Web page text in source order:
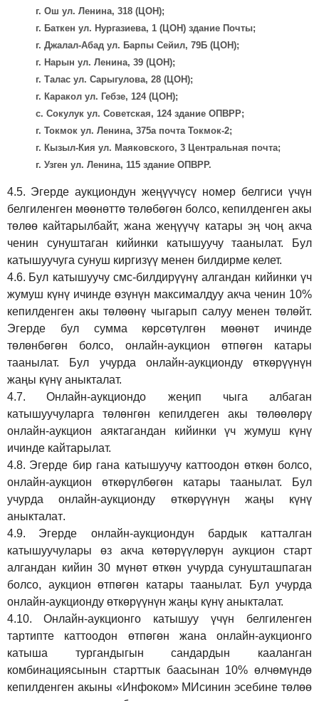
г. Ош ул. Ленина, 318 (ЦОН);
г. Баткен ул. Нургазиева, 1 (ЦОН) здание Почты;
г. Джалал-Абад ул. Барпы Сейил, 79Б (ЦОН);
г. Нарын ул. Ленина, 39 (ЦОН);
г. Талас ул. Сарыгулова, 28 (ЦОН);
г. Каракол ул. Гебзе, 124 (ЦОН);
с. Сокулук ул. Советская, 124 здание ОПВРР;
г. Токмок ул. Ленина, 375а почта Токмок-2;
г. Кызыл-Кия ул. Маяковского, 3 Центральная почта;
г. Узген ул. Ленина, 115 здание ОПВРР.
4.5. Эгерде аукциондун жеңүүчүсү номер белгиси үчүн
белгиленген мөөнөттө төлөбөгөн болсо, кепилденген акы
төлөө кайтарылбайт, жана жеңүүчү катары эң чоң акча
ченин сунуштаган кийинки катышуучу таанылат. Бул
катышуучуга сунуш киргизүү менен билдирме келет.
4.6. Бул катышуучу смс-билдирүүнү алгандан кийинки үч
жумуш күнү ичинде өзүнүн максималдуу акча ченин 10%
кепилденген акы төлөөнү чыгарып салуу менен төлөйт.
Эгерде бул сумма көрсөтүлгөн мөөнөт ичинде
төлөнбөгөн болсо, онлайн-аукцион өтпөгөн катары
таанылат. Бул учурда онлайн-аукционду өткөрүүнүн
жаңы күнү аныкталат.
4.7.
Онлайн-аукциондо жеңип чыга албаган
катышуучуларга төлөнгөн кепилдеген акы төлөөлөрү
онлайн-аукцион аяктагандан кийинки үч жумуш күнү
ичинде кайтарылат.
4.8. Эгерде бир гана катышуучу каттоодон өткөн болсо,
онлайн-аукцион өткөрүлбөгөн катары таанылат.
Бул
учурда онлайн-аукционду өткөрүүнүн жаңы күнү
аныкталат.
4.9.
Эгерде онлайн-аукциондун бардык катталган
катышуучулары өз акча көтөрүүлөрүн аукцион старт
алгандан кийин 30 мүнөт өткөн учурда сунушташпаган
болсо, аукцион өтпөгөн катары таанылат. Бул учурда
онлайн-аукционду өткөрүүнүн жаңы күнү аныкталат.
4.10.
Онлайн-аукционго катышуу үчүн белгиленген
тартипте каттоодон өтпөгөн жана онлайн-аукционго
катыша тургандыгын сандардын кааланган
комбинациясынын старттык баасынан 10% өлчөмүндө
кепилденген акыны «Инфоком» МИсинин эсебине төлөө